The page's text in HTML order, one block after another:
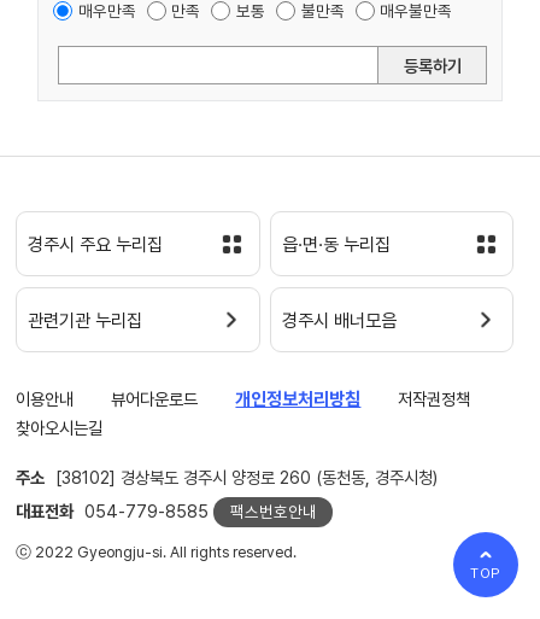
매우만족 만족 보통 불만족 매우불만족
등록하기
경주시 주요 누리집 읍·면·동 누리집
관련기관 누리집 경주시 배너모음
이용안내 뷰어다운로드 개인정보처리방침
저작권정책
찾아오시는길
주소 [38102] 경상북도 경주시 양정로 260 (동천동, 경주시청)
대표전화 054-779-8585 팩스번호안내
ⓒ 2022 Gyeongju-si. All rights reserved.
TOP